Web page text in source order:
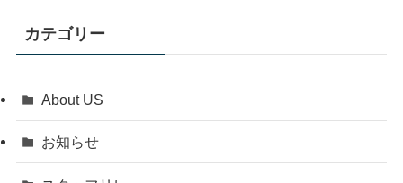
カテゴリー
About US
お知らせ